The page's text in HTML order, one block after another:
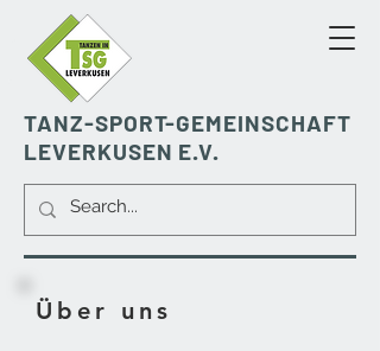
TANZ-SPORT-GEMEINSCHAFT
LEVERKUSEN E.V.
Über uns